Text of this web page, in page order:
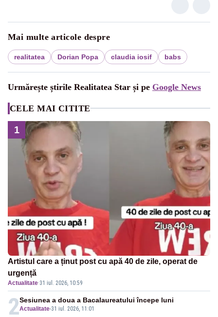
Mai multe articole despre
realitatea Dorian Popa claudia iosif babs
Urmărește știrile Realitatea Star și pe Google News
CELE MAI CITITE
1
Artistul care a ținut post cu apă 40 de zile, operat de
urgență
Actualitate·31 iul. 2026, 10:59
2Actualitate-31 iul. 2026, 11:01
Sesiunea a doua a Bacalaureatului începe luni